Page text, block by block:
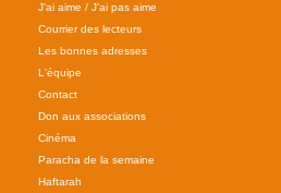
J'ai aime / J'ai pas aime
Courrier des lecteurs
Les bonnes adresses
L'équipe
Contact
Don aux associations
Cinéma
Paracha de la semaine
Haftarah